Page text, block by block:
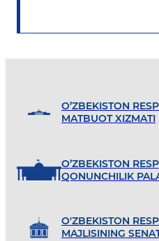
O’ZBEKISTON
MATBUOT XIZMATI
O’ZBEKISTON
QONUNCHILIK
O'ZBEKISTON
MAJLISINING